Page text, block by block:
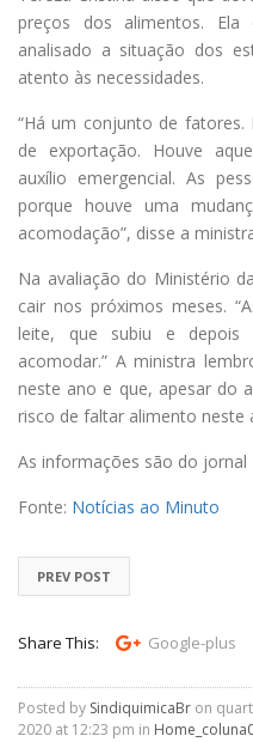
preços dos alimentos.
analisado a situação dos
atento às necessidades.
“Há um conjunto de
de exportação. Houve
auxílio emergencial. As
porque houve uma
acomodação”, disse a
Na avaliação do Ministério
cair nos próximos meses.
leite, que subiu e
acomodar.” A ministra
neste ano e que, apesar do
risco de faltar alimento neste
As informações são do jornal
Fonte: Notícias ao Minuto
PREV POST
Share This: Google-plus
Posted by SindiquimicaBr on
2020 at 12:23 pm in